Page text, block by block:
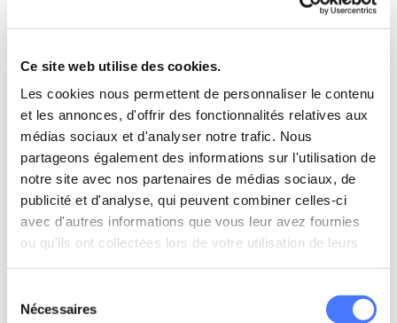
Ce site web utilise des cookies.
Les cookies nous permettent de personnaliser le contenu
et les annonces, d'offrir des fonctionnalités relatives aux
médias sociaux et d'analyser notre trafic. Nous
partageons également des informations sur l'utilisation de
notre site avec nos partenaires de médias sociaux, de
publicité et d'analyse, qui peuvent combiner celles-ci
avec d'autres informations que vous leur avez fournies
ou qu'ils ont collectées lors de votre utilisation de leurs
Nécessaires
Freelance 30 juillet 2026
Clarifier son offre freelance : la méthode pour
décrocher des missions ciblées
Lire l'article